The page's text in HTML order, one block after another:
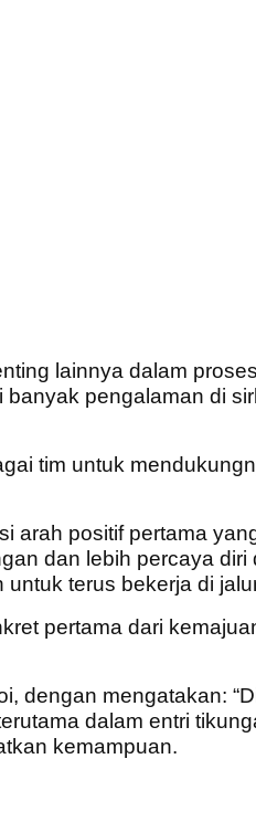
lainnya dalam proses
pengalaman di
tim untuk
arah positif pertama
dan lebih percaya diri
terus bekerja di
pertama dari
dengan mengatakan:
dalam entri
kemampuan.